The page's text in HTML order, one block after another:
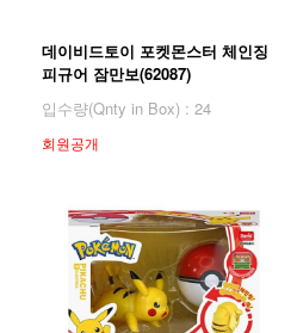
데이비드토이 포켓몬스터 체인징
피규어 잠만보(62087)
입수량(Qnty in Box) : 24
회원공개